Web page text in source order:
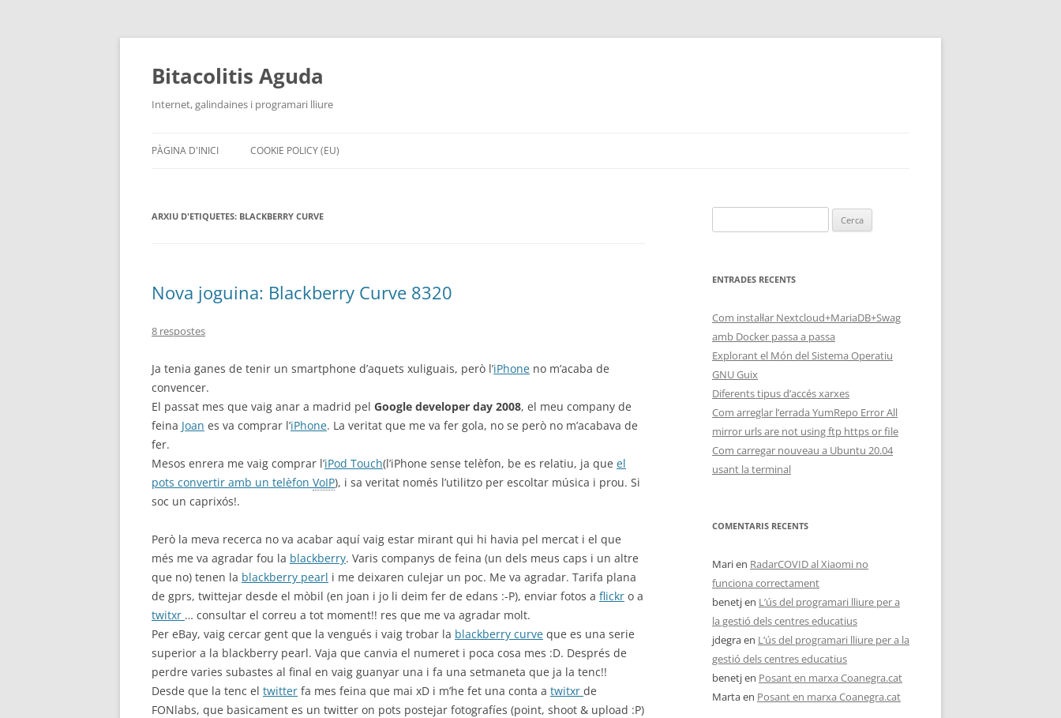
Vés
contingut
Bitacolitis Aguda
Internet, galindaines i programari lliure
PÀGINA D'INICI COOKIE POLICY (EU)
ARXIU D'ETIQUETES: BLACKBERRY CURVE
Nova joguina: Blackberry Curve 8320
8 respostes
Ja tenia ganes de tenir un smartphone d’aquets xuliguais, però l’iPhone no m’acaba de
convencer.
El passat mes que vaig anar a madrid pel Google developer day 2008, el meu company de
feina Joan es va comprar l’iPhone. La veritat que me va fer gola, no se però no m’acabava de
fer.
Mesos enrera me vaig comprar l’iPod Touch(l’iPhone sense telèfon, be es relatiu, ja que el
pots convertir amb un telèfon VoIP), i sa veritat només l’utilitzo per escoltar música i prou. Si
soc un caprixós!.
Però la meva recerca no va acabar aquí vaig estar mirant qui hi havia pel mercat i el que
més me va agradar fou la blackberry. Varis companys de feina (un dels meus caps i un altre
que no) tenen la blackberry pearl i me deixaren culejar un poc. Me va agradar. Tarifa plana
de gprs, twittejar desde el mòbil (en joan i jo li deim fer de edans :-P), enviar fotos a flickr o a
twitxr … consultar el correu a tot moment!! res que me va agradar molt.
Per eBay, vaig cercar gent que la vengués i vaig trobar la blackberry curve que es una serie
superior a la blackberry pearl. Vaja que canvia el numeret i poca cosa mes :D. Després de
perdre varies subastes al final en vaig guanyar una i fa una setmaneta que ja la tenc!!
Desde que la tenc el twitter fa mes feina que mai xD i m’he fet una conta a twitxr de
FONlabs, que basicament es un twitter on pots postejar fotografíes (point, shoot & upload :P)
ENTRADES RECENTS
Com instal·lar Nextcloud+MariaDB+Swag
amb Docker passa a passa
Explorant el Món del Sistema Operatiu
GNU Guix
Diferents tipus d’accés xarxes
Com arreglar l’errada YumRepo Error All
mirror urls are not using ftp https or file
Com carregar nouveau a Ubuntu 20.04
usant la terminal
COMENTARIS RECENTS
Marien RadarCOVID al Xiaomi no
funciona correctament
benetjen L’ús del programari lliure per a
la gestió dels centres educatius
jdegraen L’ús del programari lliure per a la
gestió dels centres educatius
benetjen Posant en marxa Coanegra.cat
Martaen Posant en marxa Coanegra.cat